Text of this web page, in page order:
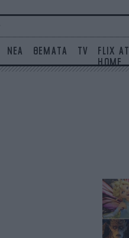
ΝΕΑ ΘΕΜΑΤΑ TV
FLIX AT
HOME